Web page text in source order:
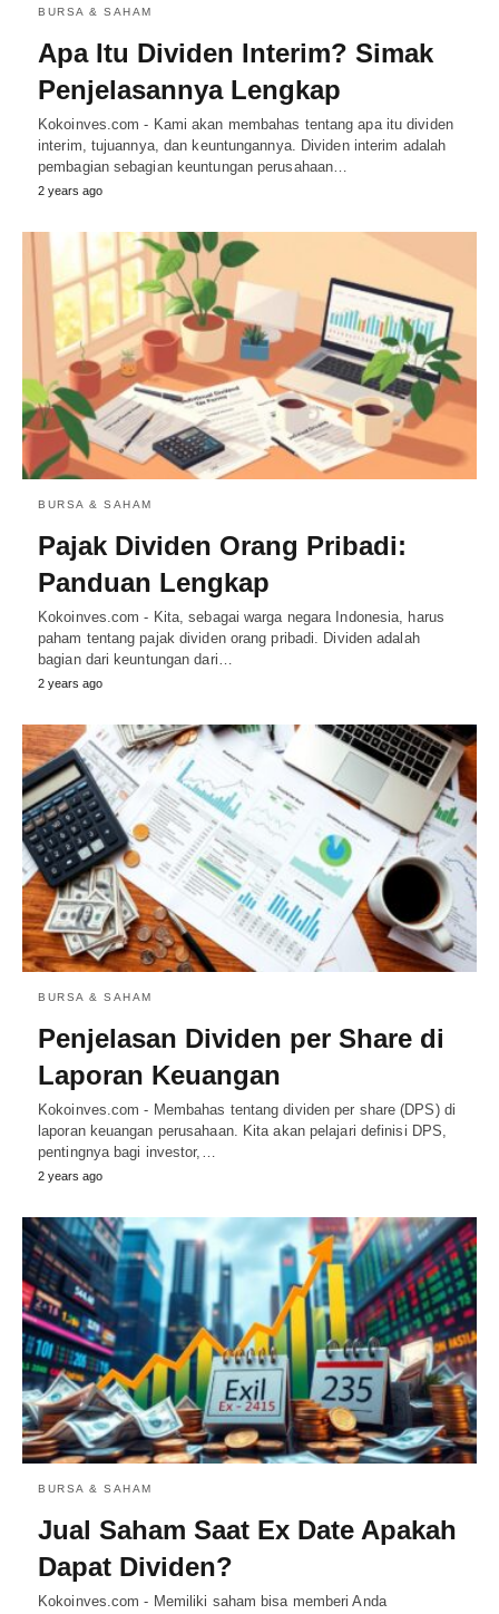
BURSA & SAHAM
Apa Itu Dividen Interim? Simak
Penjelasannya Lengkap
Kokoinves.com - Kami akan membahas tentang apa itu dividen
interim, tujuannya, dan keuntungannya. Dividen interim adalah
pembagian sebagian keuntungan perusahaan…
2 years ago
BURSA & SAHAM
Pajak Dividen Orang Pribadi:
Panduan Lengkap
Kokoinves.com - Kita, sebagai warga negara Indonesia, harus
paham tentang pajak dividen orang pribadi. Dividen adalah
bagian dari keuntungan dari…
2 years ago
BURSA & SAHAM
Penjelasan Dividen per Share di
Laporan Keuangan
Kokoinves.com - Membahas tentang dividen per share (DPS) di
laporan keuangan perusahaan. Kita akan pelajari definisi DPS,
pentingnya bagi investor,…
2 years ago
BURSA & SAHAM
Jual Saham Saat Ex Date Apakah
Dapat Dividen?
Kokoinves.com - Memiliki saham bisa memberi Anda